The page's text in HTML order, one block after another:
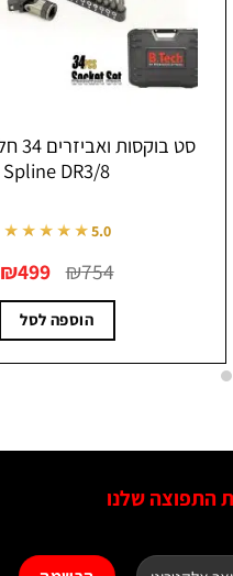
★★★★★5.0
₪1,676 המקורי
היה:
₪1,676.
1,098
הוספה לסל
התפוצה שלנו